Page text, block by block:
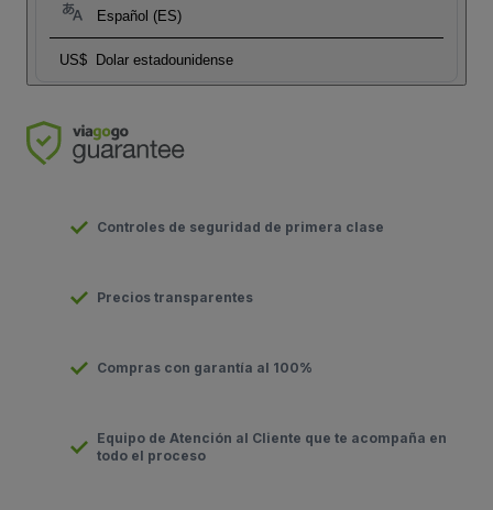
Español (ES)
US$ Dolar estadounidense
Controles de seguridad de primera clase
Precios transparentes
Compras con garantía al 100%
Equipo de Atención al Cliente que te acompaña en
todo el proceso